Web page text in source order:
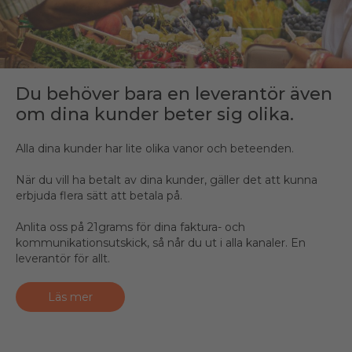
Du behöver bara en leverantör även
om dina kunder beter sig olika.
Alla dina kunder har lite olika vanor och beteenden.
När du vill ha betalt av dina kunder, gäller det att kunna
erbjuda flera sätt att betala på.
Anlita oss på 21grams för dina faktura- och
kommunikationsutskick, så når du ut i alla kanaler. En
leverantör för allt.
Läs mer